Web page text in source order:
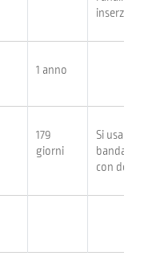
inserzioni.
1 anno
179
giorni
Si usa
banda
con dei